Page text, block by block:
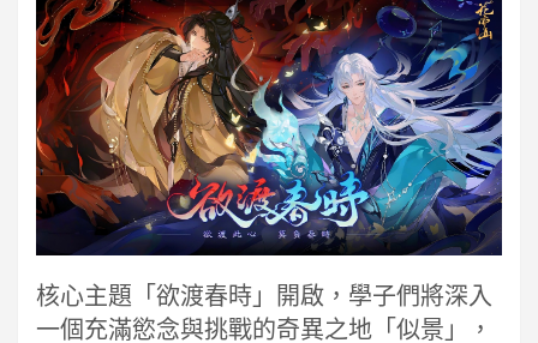
核心主題「欲渡春時」開啟，學子們將深入
一個充滿慾念與挑戰的奇異之地「似景」，